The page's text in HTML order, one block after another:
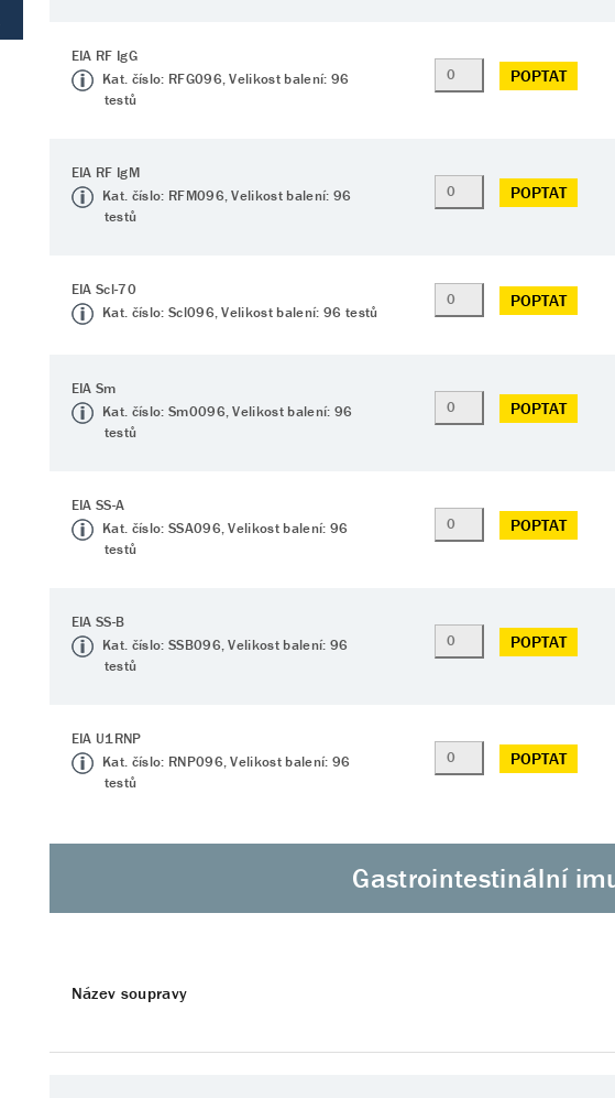
EIA RF IgG
Kat. číslo: RFG096, Velikost balení: 96
testů
POPTAT
EIA RF IgM
Kat. číslo: RFM096, Velikost balení: 96
testů
POPTAT
EIA Scl-70
Kat. číslo: Scl096, Velikost balení: 96 testů
POPTAT
EIA Sm
Kat. číslo: Sm0096, Velikost balení: 96
testů
POPTAT
EIA SS-A
Kat. číslo: SSA096, Velikost balení: 96
testů
POPTAT
EIA SS-B
Kat. číslo: SSB096, Velikost balení: 96
testů
POPTAT
EIA U1RNP
Kat. číslo: RNP096, Velikost balení: 96
testů
POPTAT
Gastrointestinální
Název soupravy